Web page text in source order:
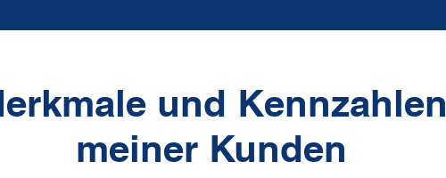
und Kennzahlen
meiner Kunden